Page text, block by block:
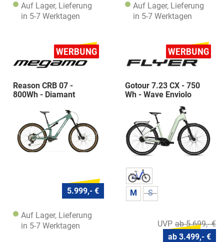
Auf Lager, Lieferung
in 5-7 Werktagen
Auf Lager, Lieferung
in 5-7 Werktagen
Reason CRB 07 -
800Wh - Diamant
5.999,- €
Auf Lager, Lieferung
in 5-7 Werktagen
Gotour 7.23 CX - 750
Wh - Wave Enviolo
M S
ab 5.699,- €
ab 3.499,- €